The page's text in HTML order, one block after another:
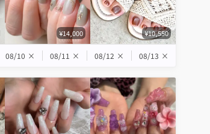
¥14,000 ¥10,550
08/10 × 08/11 × 08/12 × 08/13 ×